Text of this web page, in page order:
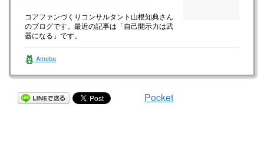
コアファンづくりコンサルタント山根知典さん
のブログです。最近の記事は「自己開示力は武
器になる」です。
Ameba
Pocket